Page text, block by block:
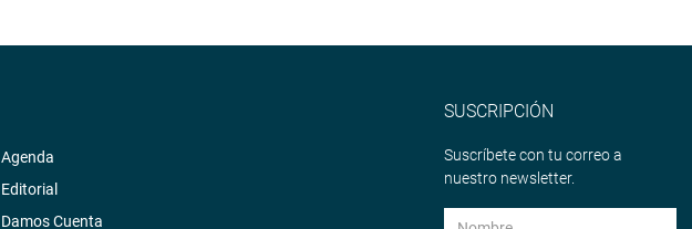
Agenda
Editorial
Damos Cuenta
SUSCRIPCIÓN
Suscríbete con tu correo a
nuestro newsletter.